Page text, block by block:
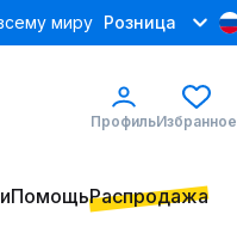
миру Розница
ПрофильИзбранное
ПомощьРаспродажа